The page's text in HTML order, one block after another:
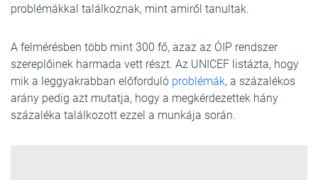
problémákkal találkoznak, mint amiről tanultak.
A felmérésben több mint 300 fő, azaz az ÓIP rendszer
szereplőinek harmada vett részt. Az UNICEF listázta, hogy
mik a leggyakrabban előforduló problémák, a százalékos
arány pedig azt mutatja, hogy a megkérdezettek hány
százaléka találkozott ezzel a munkája során.